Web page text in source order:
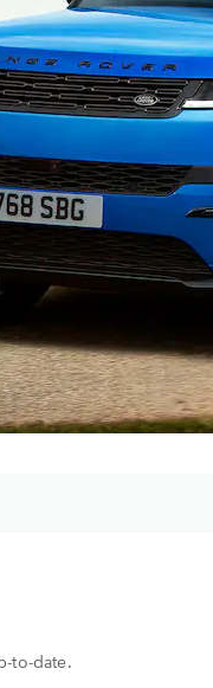
uitvoeringen en pas
to-date.